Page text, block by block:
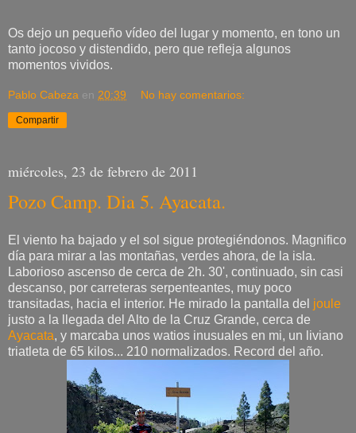
Os dejo un pequeño vídeo del lugar y momento, en tono un
tanto jocoso y distendido, pero que refleja algunos
momentos vividos.
Pablo Cabeza en 20:39 No hay comentarios:
Compartir
miércoles, 23 de febrero de 2011
Pozo Camp. Dia 5. Ayacata.
El viento ha bajado y el sol sigue protegiéndonos. Magnifico
día para mirar a las montañas, verdes ahora, de la isla.
Laborioso ascenso de cerca de 2h. 30', continuado, sin casi
descanso, por carreteras serpenteantes, muy poco
transitadas, hacia el interior. He mirado la pantalla del joule
justo a la llegada del Alto de la Cruz Grande, cerca de
Ayacata, y marcaba unos watios inusuales en mi, un liviano
triatleta de 65 kilos... 210 normalizados. Record del año.